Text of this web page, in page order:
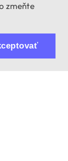
zmeňte